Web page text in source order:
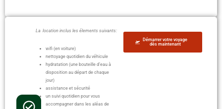
La location inclus les élements suivants:
wifi (en voiture)
nettoyage quotidien du véhicule
hydratation (une bouteille d’eau à
disposition au départ de chaque
jour)
assistance et sécurité
un suivi quotidien pour vous
accompagner dans les aléas de
Démarrer votre voyage
dès maintenant